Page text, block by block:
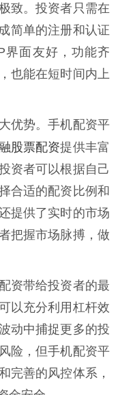
致。投资者只需在
简单的注册和认证
界面友好，功能齐
也能在短时间内上
优势。手机配资平
股票配资提供丰富
资者可以根据自己
合适的配资比例和
提供了实时的市场
把握市场脉搏，做
资带给投资者的最
以充分利用杠杆效
动中捕捉更多的投
险，但手机配资平
完善的风控体系，